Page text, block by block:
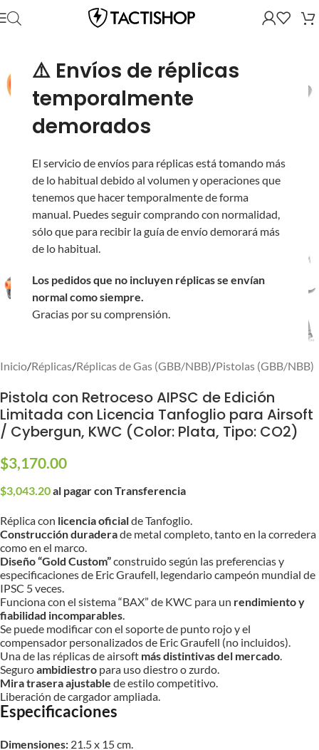
⚠️ Envíos de réplicas
temporalmente
demorados
El servicio de envíos para réplicas está tomando más
de lo habitual debido al volumen y operaciones que
tenemos que hacer temporalmente de forma
manual. Puedes seguir comprando con normalidad,
sólo que para recibir la guía de envío demorará más
de lo habitual.
Los pedidos que no incluyen réplicas se envían
normal como siempre.
Gracias por su comprensión.
Inicio/Réplicas/Réplicas de Gas (GBB/NBB)/Pistolas (GBB/NBB)
Pistola con Retroceso AIPSC de Edición
Limitada con Licencia Tanfoglio para Airsoft
/ Cybergun, KWC (Color: Plata, Tipo: CO2)
$3,170.00
$3,043.20al pagar con Transferencia
Réplica con licencia oficialde Tanfoglio.
Construcción duraderade metal completo, tanto en la corredera
como en el marco.
Diseño “Gold Custom”construido según las preferencias y
especificaciones de Eric Graufell, legendario campeón mundial de
IPSC 5 veces.
Funciona con el sistema “BAX” de KWC para un rendimiento y
fiabilidad incomparables.
Se puede modificar con el soporte de punto rojo y el
compensador personalizados de Eric Graufell (no incluidos).
Una de las réplicas de airsoft más distintivas del mercado.
Seguroambidiestro para uso diestro o zurdo.
Mira trasera ajustable de estilo competitivo.
Liberación de cargador ampliada.
Especificaciones
Dimensiones: 21.5 x 15 cm.